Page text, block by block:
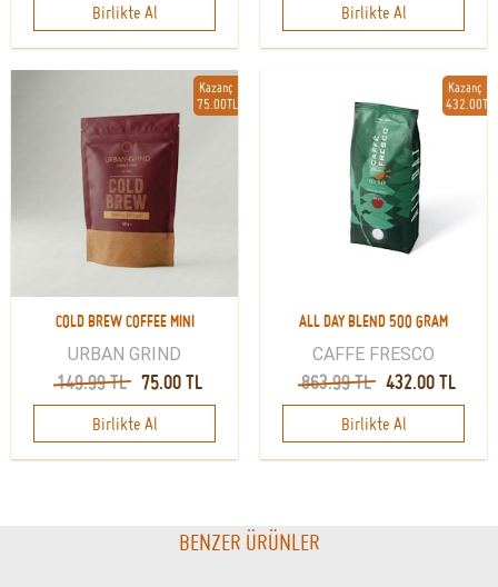
Birlikte Al Birlikte Al
Kazanç
75.00TL
COLD BREW COFFEE MINI
URBAN GRIND
149.99 TL 75.00 TL
Birlikte Al
Kazanç
432.00TL
ALL DAY BLEND 500 GRAM
CAFFE FRESCO
863.99 TL 432.00 TL
Birlikte Al
BENZER ÜRÜNLER